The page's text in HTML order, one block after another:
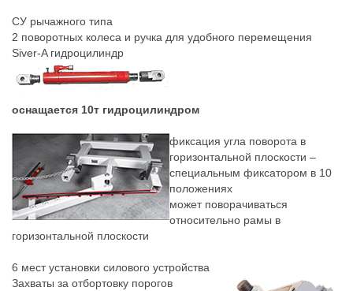
СУ рычажного типа
2 поворотных колеса и ручка для удобного перемещения
Siver-A гидроцилиндр
оснащается 10т гидроцилиндром
фиксация угла поворота в
горизонтальной плоскости –
специальным фиксатором в 10
положениях
может поворачиваться
относительно рамы в
горизонтальной плоскости
6 мест установки силового устройства
Захваты за отбортовку порогов